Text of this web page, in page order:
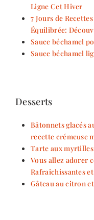
Ligne Cet Hiver
7 Jours de
Équilibrée:
Sauce béchamel
Sauce béchamel
Desserts
Bâtonnets glacés
recette crémeuse
Tarte aux
Vous allez adorer
Rafraîchissantes
Gâteau au citron